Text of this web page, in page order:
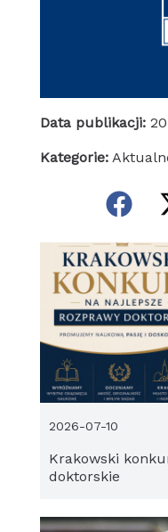
Data publikacji:
Kategorie:
Krakowski
doktorskie
2026-07-10